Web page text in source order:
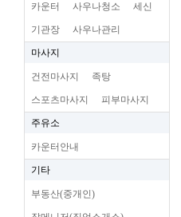
카운터 사우나청소 세신
기관장 사우나관리
마사지
건전마사지 족탕
스포츠마사지 피부마사지
주유소
카운터안내
기타
부동산(중개인)